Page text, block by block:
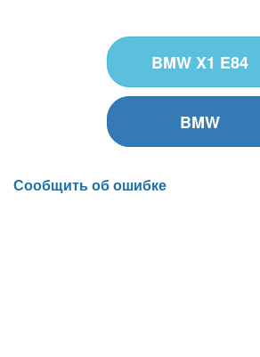
BMW X1 E84
BMW
Сообщить об ошибке